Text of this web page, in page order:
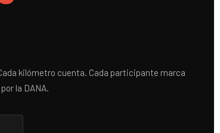
kilómetro cuenta. Cada participante marca
la DANA.